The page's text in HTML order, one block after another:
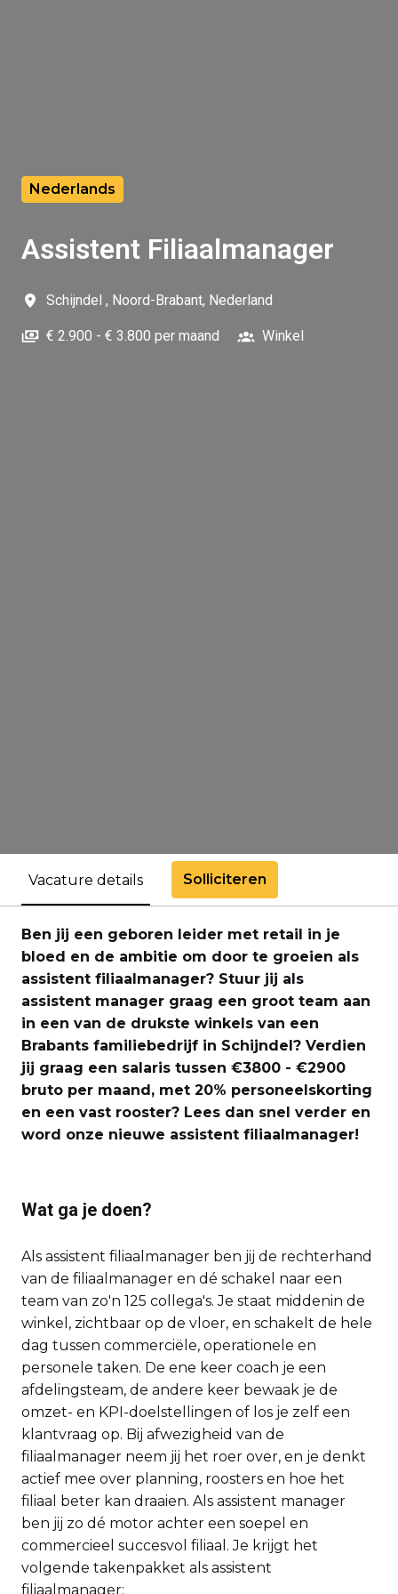
Nederlands
Assistent Filiaalmanager
Schijndel , Noord-Brabant, Nederland
€ 2.900 - € 3.800 per maand Winkel
Vacature details Solliciteren
Ben jij een geboren leider met retail in je
bloed en de ambitie om door te groeien als
assistent filiaalmanager? Stuur jij als
assistent manager graag een groot team aan
in een van de drukste winkels van een
Brabants familiebedrijf in Schijndel? Verdien
jij graag een salaris tussen €3800 - €2900
bruto per maand, met 20% personeelskorting
en een vast rooster? Lees dan snel verder en
word onze nieuwe assistent filiaalmanager!
Wat ga je doen?
Als assistent filiaalmanager ben jij de rechterhand
van de filiaalmanager en dé schakel naar een
team van zo'n 125 collega's. Je staat middenin de
winkel, zichtbaar op de vloer, en schakelt de hele
dag tussen commerciële, operationele en
personele taken. De ene keer coach je een
afdelingsteam, de andere keer bewaak je de
omzet- en KPI-doelstellingen of los je zelf een
klantvraag op. Bij afwezigheid van de
filiaalmanager neem jij het roer over, en je denkt
actief mee over planning, roosters en hoe het
filiaal beter kan draaien. Als assistent manager
ben jij zo dé motor achter een soepel en
commercieel succesvol filiaal. Je krijgt het
volgende takenpakket als assistent
filiaalmanager: